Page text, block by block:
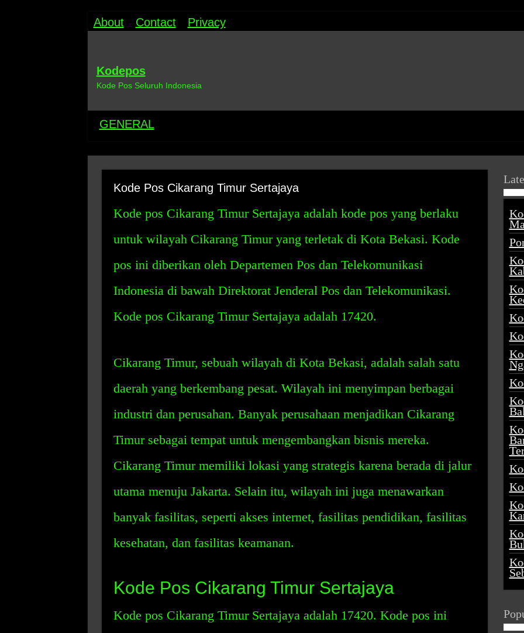
About Contact Privacy
Kodepos
Kode Pos Seluruh Indonesia
GENERAL
Kode Pos Cikarang Timur Sertajaya
Kode pos Cikarang Timur Sertajaya adalah kode pos yang berlaku
untuk wilayah Cikarang Timur yang terletak di Kota Bekasi. Kode
pos ini diberikan oleh Departemen Pos dan Telekomunikasi
Indonesia di bawah Direktorat Jenderal Pos dan Telekomunikasi.
Kode pos Cikarang Timur Sertajaya adalah 17420.
Cikarang Timur, sebuah wilayah di Kota Bekasi, adalah salah satu
daerah yang berkembang pesat. Wilayah ini menyimpan berbagai
industri dan perusahan. Banyak perusahaan menjadikan Cikarang
Timur sebagai tempat untuk mengembangkan bisnis mereka.
Cikarang Timur memiliki lokasi yang strategis karena berada di jalur
utama menuju Jakarta. Selain itu, wilayah ini juga menawarkan
banyak fasilitas, seperti akses internet, fasilitas pendidikan, fasilitas
kesehatan, dan fasilitas keamanan.
Kode Pos Cikarang Timur Sertajaya
Kode pos Cikarang Timur Sertajaya adalah 17420. Kode pos ini